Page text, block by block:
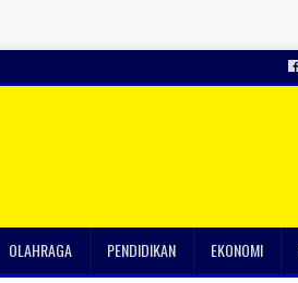
OLAHRAGA PENDIDIKAN EKONOMI